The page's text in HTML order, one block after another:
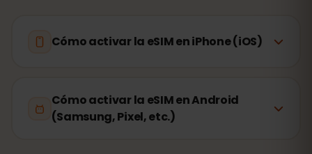
Cómo activar la eSIM en iPhone (iOS)
Cómo activar la eSIM en Android
(Samsung, Pixel, etc.)